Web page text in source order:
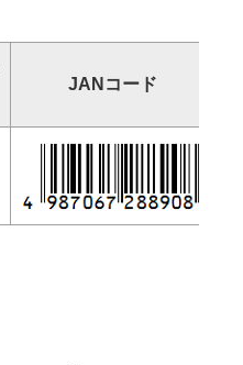
JANコード